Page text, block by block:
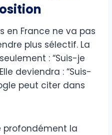
en France ne va pas
plus sélectif. La
: “Suis-je
deviendra : “Suis-
peut citer dans
la